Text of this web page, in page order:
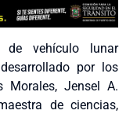
vehículo lunar
por los
Morales, Jensel A.
de ciencias,